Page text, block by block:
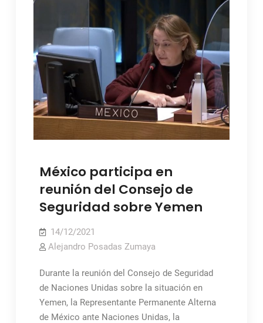
México participa en
reunión del Consejo de
Seguridad sobre Yemen
14/12/2021
Alejandro Posadas Zumaya
Durante la reunión del Consejo de Seguridad
de Naciones Unidas sobre la situación en
Yemen, la Representante Permanente Alterna
de México ante Naciones Unidas, la